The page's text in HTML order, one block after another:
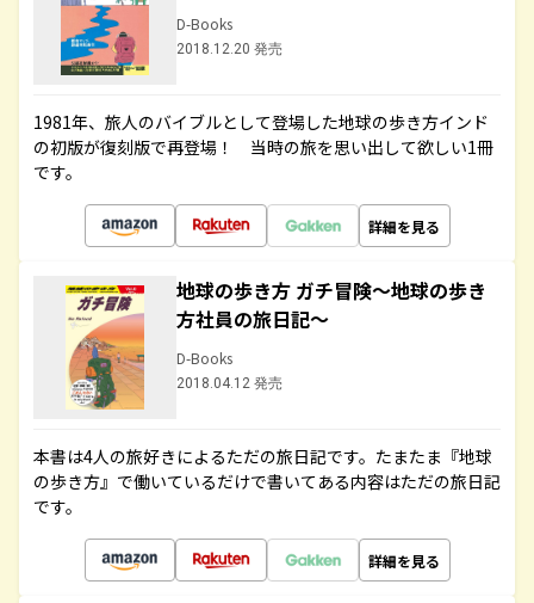
D-Books
2018.12.20 発売
1981年、旅人のバイブルとして登場した地球の歩き方インド
の初版が復刻版で再登場！ 当時の旅を思い出して欲しい1冊
です。
詳細を見る
地球の歩き方 ガチ冒険～地球の歩き
方社員の旅日記～
D-Books
2018.04.12 発売
本書は4人の旅好きによるただの旅日記です。たまたま『地球
の歩き方』で働いているだけで書いてある内容はただの旅日記
です。
詳細を見る